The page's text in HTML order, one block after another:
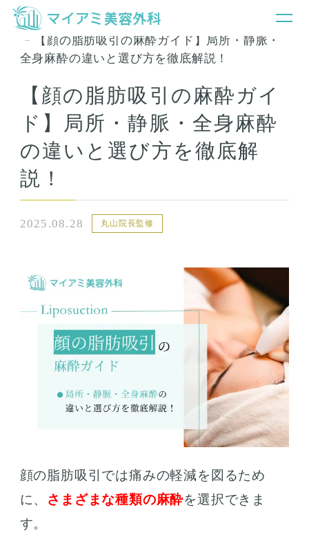
銀座マイアミ美容外科TOP
お知らせ＆コラム
【顔の脂肪吸引の麻酔ガイド】局所・静脈・
全身麻酔の違いと選び方を徹底解説！
【顔の脂肪吸引の麻酔ガイ
ド】局所・静脈・全身麻酔
の違いと選び方を徹底解
説！
2025.08.28 丸山院長監修
顔の脂肪吸引では痛みの軽減を図るため
に、 さまざまな種類の麻酔を選択できま
す。